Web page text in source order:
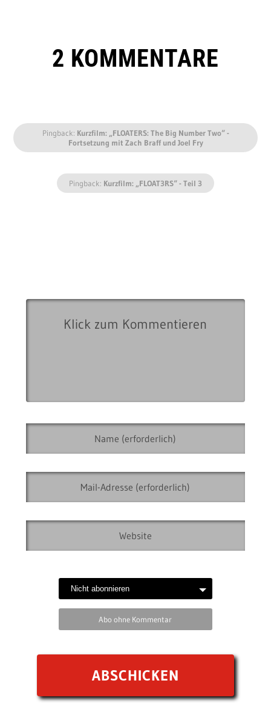
2 KOMMENTARE
Pingback: Kurzfilm: „FLOATERS: The Big Number Two“ -
Fortsetzung mit Zach Braff und Joel Fry
Pingback: Kurzfilm: „FLOAT3RS“ - Teil 3
Abo ohne Kommentar